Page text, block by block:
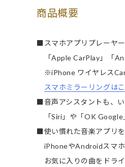
商品概要
■スマホアプリプレーヤー
「Apple CarPlay」「
※iPhone ワイヤレス
スマホミラーリングは
■音声アシスタントも、
「Siri」や「OK Google
■使い慣れた音楽アプリ
iPhoneやAndroidスマホ
お気に入りの曲をドライ